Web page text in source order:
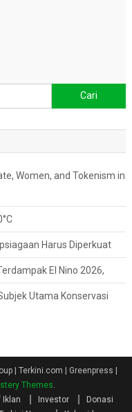
untuk:
Women, and Tokenism in
Harus Diperkuat
El Nino 2026,
Utama Konservasi
| Terkini.com | Greenpress |
Themes
Iklan Investor
Donasi